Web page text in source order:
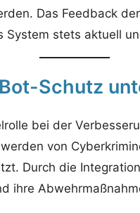
Das Feedback
System stets aktuell
Schutz
bei der
von
Durch die
ihre